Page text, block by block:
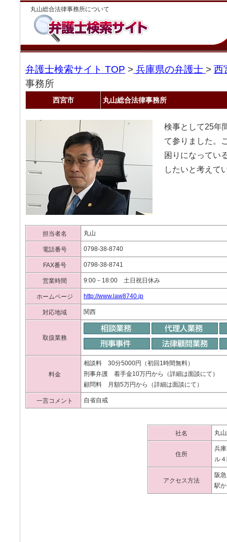
丸山総合法律事務所について
弁護士検索サイト TOP > 兵庫県の弁護士 > 西
事務所
西宮市 丸山総合法律事務所
検事として25年
て参りました。
困りになってい
したいと考えて
担当者名 丸山
電話番号 0798-38-8740
FAX番号 0798-38-8741
営業時間 9:00－18:00 土日祝日休み
ホームページ http://www.law8740.jp
対応地域 関西
取扱業務
料金
相談料 30分5000円（初回1時間無料）
刑事弁護 着手金10万円から（詳細は面談にて）
顧問料 月額5万円から（詳細は面談にて）
一言コメント 自省自戒
社名 丸
住所
兵
ル
アクセス方法
阪
駅